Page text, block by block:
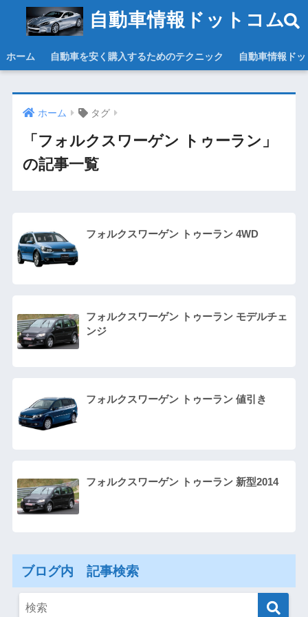
自動車情報ドットコム
ホーム 自動車を安く購入するためのテクニック 自動車情報ド
ホーム タグ
「フォルクスワーゲン トゥーラン」
の記事一覧
フォルクスワーゲン トゥーラン 4WD
フォルクスワーゲン トゥーラン モデルチェ
ンジ
フォルクスワーゲン トゥーラン 値引き
フォルクスワーゲン トゥーラン 新型2014
ブログ内 記事検索